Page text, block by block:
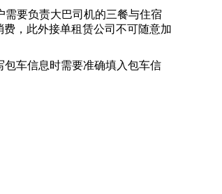
需要负责大巴司机的三餐与住宿
，此外接单租赁公司不可随意加
车信息时需要准确填入包车信